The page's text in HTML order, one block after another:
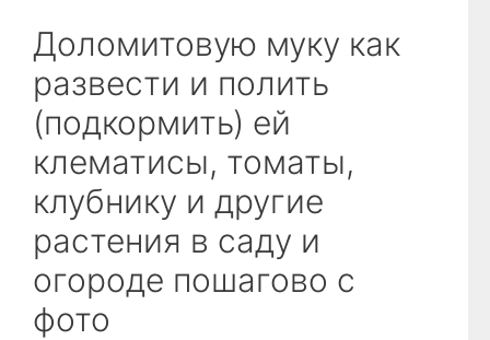
Доломитовую муку как
развести и полить
(подкормить) ей
клематисы, томаты,
клубнику и другие
растения в саду и
огороде пошагово с
фото